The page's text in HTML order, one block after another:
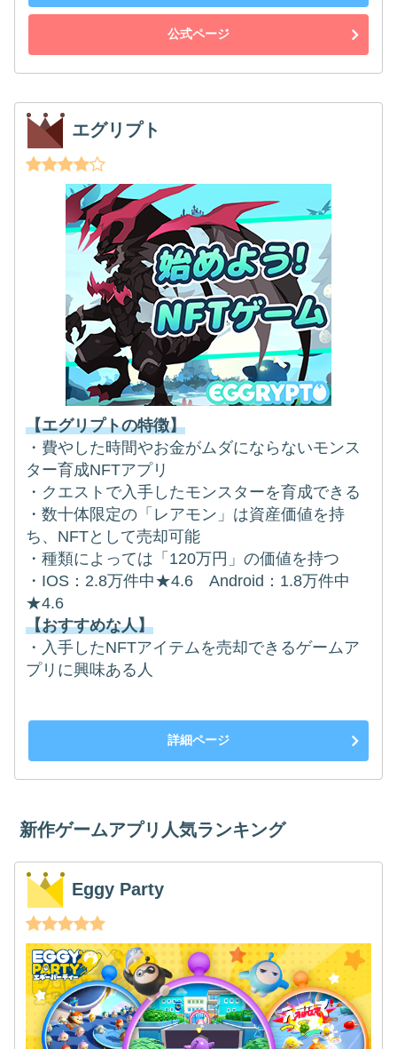
公式ページ
エグリプト
【エグリプトの特徴】
・費やした時間やお金がムダにならないモンス
ター育成NFTアプリ
・クエストで入手したモンスターを育成できる
・数十体限定の「レアモン」は資産価値を持
ち、NFTとして売却可能
・種類によっては「120万円」の価値を持つ
・IOS：2.8万件中★4.6 Android：1.8万件中
★4.6
【おすすめな人】
・入手したNFTアイテムを売却できるゲームア
プリに興味ある人
詳細ページ
新作ゲームアプリ人気ランキング
Eggy Party